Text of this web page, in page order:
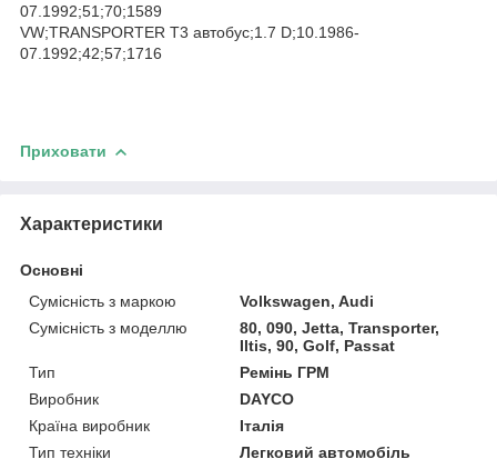
07.1992;51;70;1589
VW;TRANSPORTER T3 автобус;1.7 D;10.1986-
07.1992;42;57;1716
Приховати
Характеристики
Основні
Сумісність з маркою
Volkswagen, Audi
Сумісність з моделлю
80, 090, Jetta, Transporter,
Iltis, 90, Golf, Passat
Тип
Ремінь ГРМ
Виробник
DAYCO
Країна виробник
Італія
Тип техніки
Легковий автомобіль